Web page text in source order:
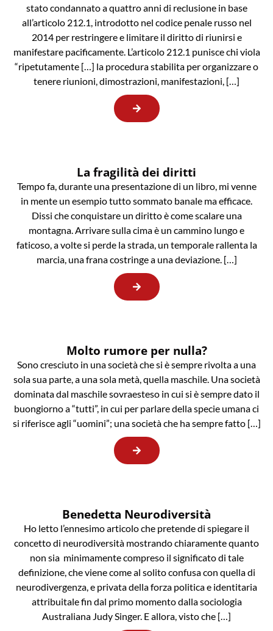
stato condannato a quattro anni di reclusione in base
all’articolo 212.1, introdotto nel codice penale russo nel
2014 per restringere e limitare il diritto di riunirsi e
manifestare pacificamente. L’articolo 212.1 punisce chi viola
“ripetutamente […] la procedura stabilita per organizzare o
tenere riunioni, dimostrazioni, manifestazioni, […]
La fragilità dei diritti
Tempo fa, durante una presentazione di un libro, mi venne
in mente un esempio tutto sommato banale ma efficace.
Dissi che conquistare un diritto è come scalare una
montagna. Arrivare sulla cima è un cammino lungo e
faticoso, a volte si perde la strada, un temporale rallenta la
marcia, una frana costringe a una deviazione. […]
Molto rumore per nulla?
Sono cresciuto in una società che si è sempre rivolta a una
sola sua parte, a una sola metà, quella maschile. Una società
dominata dal maschile sovraesteso in cui si è sempre dato il
buongiorno a “tutti”, in cui per parlare della specie umana ci
si riferisce agli “uomini”; una società che ha sempre fatto […]
Benedetta Neurodiversità
Ho letto l’ennesimo articolo che pretende di spiegare il
concetto di neurodiversità mostrando chiaramente quanto
non sia minimamente compreso il significato di tale
definizione, che viene come al solito confusa con quella di
neurodivergenza, e privata della forza politica e identitaria
attribuitale fin dal primo momento dalla sociologia
Australiana Judy Singer. E allora, visto che […]